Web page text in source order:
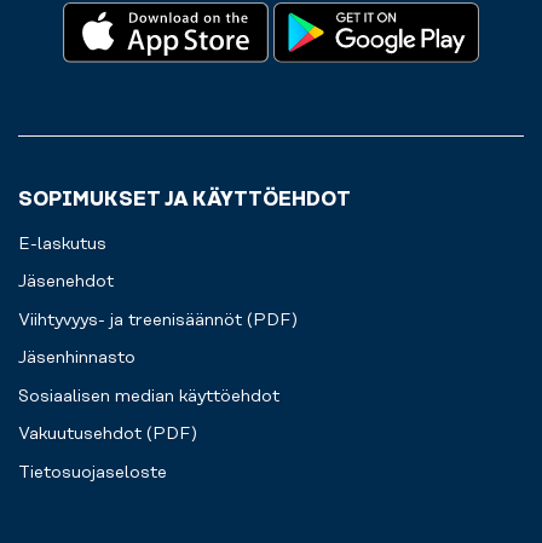
SOPIMUKSET JA KÄYTTÖEHDOT
E-laskutus
Jäsenehdot
Viihtyvyys- ja treenisäännöt (PDF)
Jäsenhinnasto
Sosiaalisen median käyttöehdot
Vakuutusehdot (PDF)
Tietosuojaseloste